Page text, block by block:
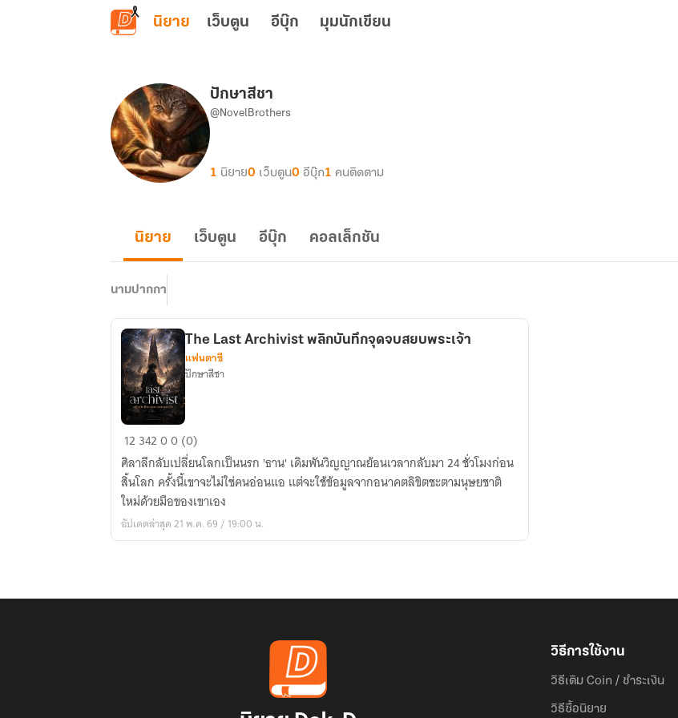
ข้ามไปยังเนื้อหาหลัก
นิยาย เว็บตูน อีบุ๊ก มุมนักเขียน
ปักษาสีชา
@NovelBrothers
1 นิยาย0 เว็บตูน0 อีบุ๊ก1 คนติดตาม
นิยาย เว็บตูน อีบุ๊ก คอลเล็กชัน
นามปากกา
The
Last
Archivist
พลิก
บันทึก
จุดจบ
The Last Archivist พลิกบันทึกจุดจบสยบพระเจ้า
แฟนตาซี
ปักษาสีชา
12 34200 (0)
ศิลาลึกลับเปลี่ยนโลกเป็นนรก 'ธาน' เดิมพันวิญญาณย้อนเวลากลับมา 24 ชั่วโมงก่อน
สิ้นโลก ครั้งนี้เขาจะไม่ใช่คนอ่อนแอ แต่จะใช้ข้อมูลจากอนาคตลิขิตชะตามนุษยชาติ
ใหม่ด้วยมือของเขาเอง
อัปเดตล่าสุด 21 พ.ค. 69 / 19:00 น.
วิธีการใช้งาน
วิธีเติม Coin / ชำระเงิน
วิธีซื้อนิยาย